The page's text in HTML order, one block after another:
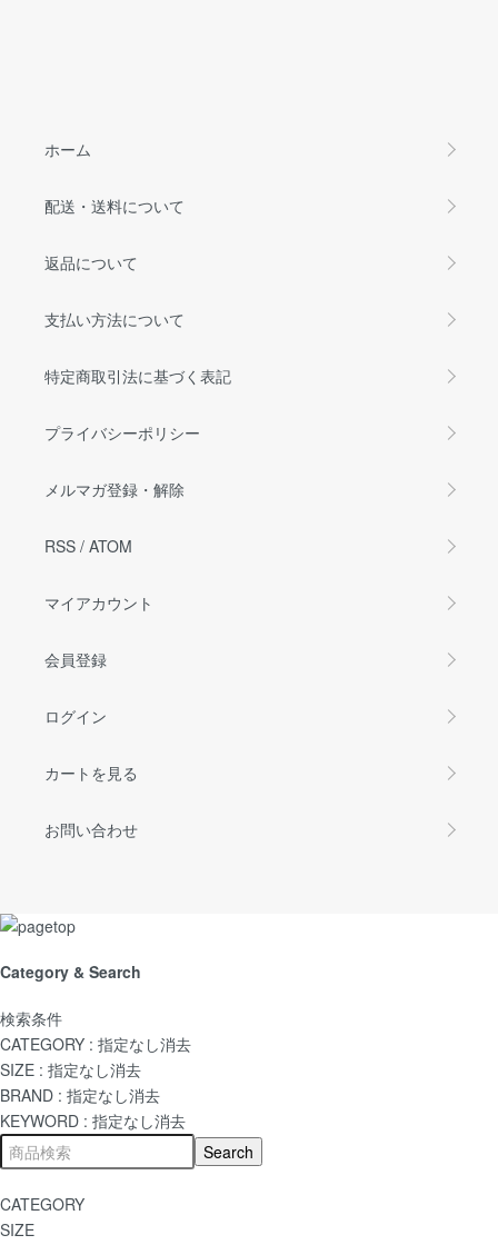
ホーム
配送・送料について
返品について
支払い方法について
特定商取引法に基づく表記
プライバシーポリシー
メルマガ登録・解除
RSS / ATOM
マイアカウント
会員登録
ログイン
カートを見る
お問い合わせ
Category & Search
検索条件
CATEGORY : 指定なし消去
SIZE : 指定なし消去
BRAND : 指定なし消去
KEYWORD : 指定なし消去
CATEGORY
SIZE